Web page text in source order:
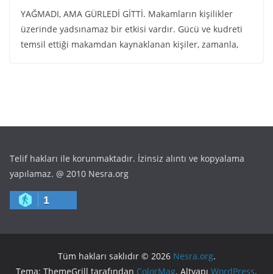
YAĞMADI, AMA GÜRLEDİ GİTTİ. Makamların kişilikler
üzerinde yadsınamaz bir etkisi vardır. Gücü ve kudreti
temsil ettiği makamdan kaynaklanan kişiler, zamanla,
Telif hakları ile korunmaktadır. İzinsiz alıntı ve kopyalama
yapılamaz. @ 2010 Nesra.org
1
Tüm hakları saklıdır © 2026 Nesra.org.
Tema: ThemeGrill tarafından ColorMag. Altyapı WordPress.